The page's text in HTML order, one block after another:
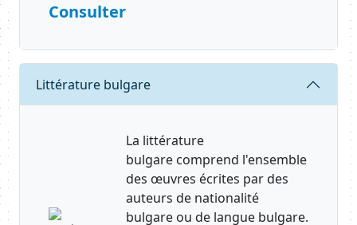
Consulter
Littérature bulgare
La littérature
bulgare comprend l'ensemble
des œuvres écrites par des
auteurs de nationalité
bulgare ou de langue bulgare.